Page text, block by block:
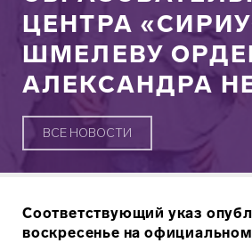
ЦЕНТРА
ШМЕЛЕВУ
АЛЕКСАНДРА
ВСЕ НОВОСТИ
Соответствующий указ
воскресенье на официальном